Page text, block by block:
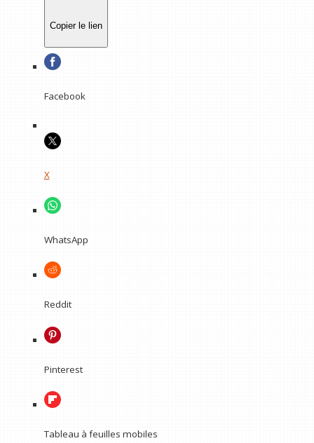
Copier le lien
Facebook
X
WhatsApp
Reddit
Pinterest
Tableau à feuilles mobiles